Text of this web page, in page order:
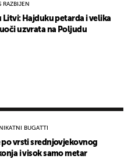
RAZBIJEN
Litvi: Hajduku petarda i velika
uzvrata na Poljudu
BUGATTI
po vrsti srednjovjekovnog
i visok samo metar